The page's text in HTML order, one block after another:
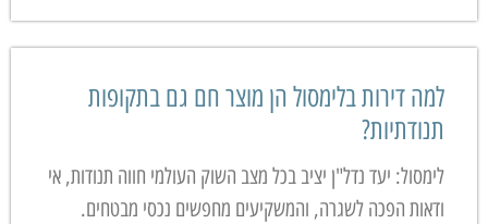
למה דירות בלימסול הן מוצר חם גם בתקופות
תנודתיות?
לימסול: יעד נדל"ן יציב בכל מצב השוק העולמי חווה תנודות, אי
ודאות הפכה לשגרה, והמשקיעים מחפשים נכסי מבטחים.